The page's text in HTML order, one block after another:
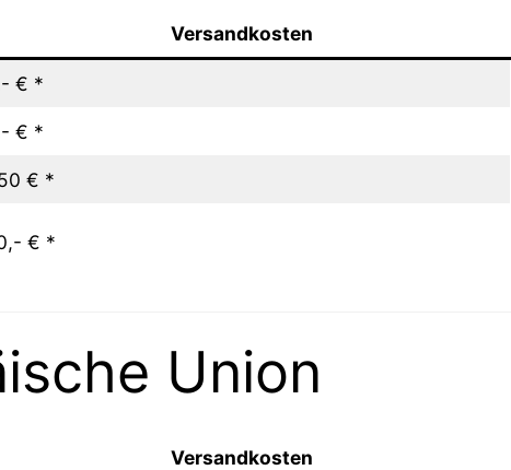
Versandkosten
€ *
€ *
€ *
€ *
Union
Versandkosten